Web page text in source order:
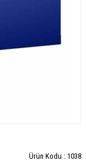
Ürün Kodu : 1038